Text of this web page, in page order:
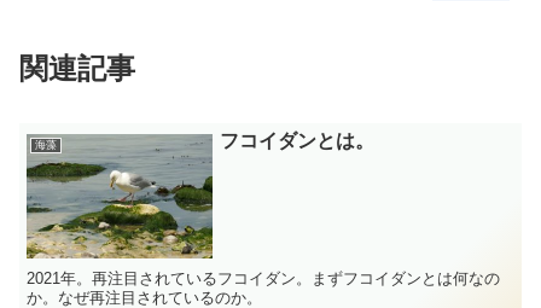
関連記事
海藻 フコイダンとは。
2021年。再注目されているフコイダン。まずフコイダンとは何なの
か。なぜ再注目されているのか。